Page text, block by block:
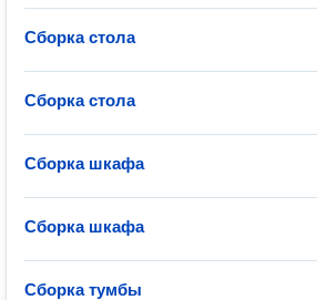
Сборка стола
Сборка стола
Сборка шкафа
Сборка шкафа
Сборка тумбы